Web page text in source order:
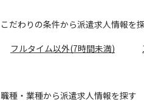
こだわりの条件から派遣求人情報を
フルタイム以外(7時間未満)
職種・業種から派遣求人情報を探す